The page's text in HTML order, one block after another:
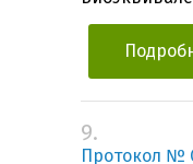
9.
Протокол №